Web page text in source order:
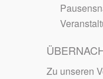
Zu unseren